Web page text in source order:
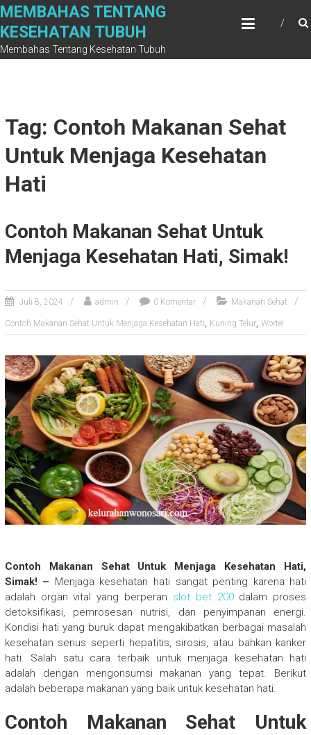
Skip
content
MEMBAHAS TENTANG
KESEHATAN TUBUH
Membahas Tentang Kesehatan Tubuh
Tag: Contoh Makanan Sehat
Untuk Menjaga Kesehatan
Hati
Contoh Makanan Sehat Untuk
Menjaga Kesehatan Hati, Simak!
Juli 8, 2024 admin 0 Komentar Makanan Sehat
Contoh Makanan Sehat Untuk Menjaga Kesehatan Hati, Kuning Telur, Wortel
Contoh Makanan Sehat Untuk Menjaga Kesehatan Hati,
Simak! – Menjaga kesehatan hati sangat penting karena hati
adalah organ vital yang berperan slot bet 200dalam proses
detoksifikasi, pemrosesan nutrisi, dan penyimpanan energi.
Kondisi hati yang buruk dapat mengakibatkan berbagai masalah
kesehatan serius seperti hepatitis, sirosis, atau bahkan kanker
hati. Salah satu cara terbaik untuk menjaga kesehatan hati
adalah dengan mengonsumsi makanan yang tepat. Berikut
adalah beberapa makanan yang baik untuk kesehatan hati.
Contoh Makanan Sehat Untuk